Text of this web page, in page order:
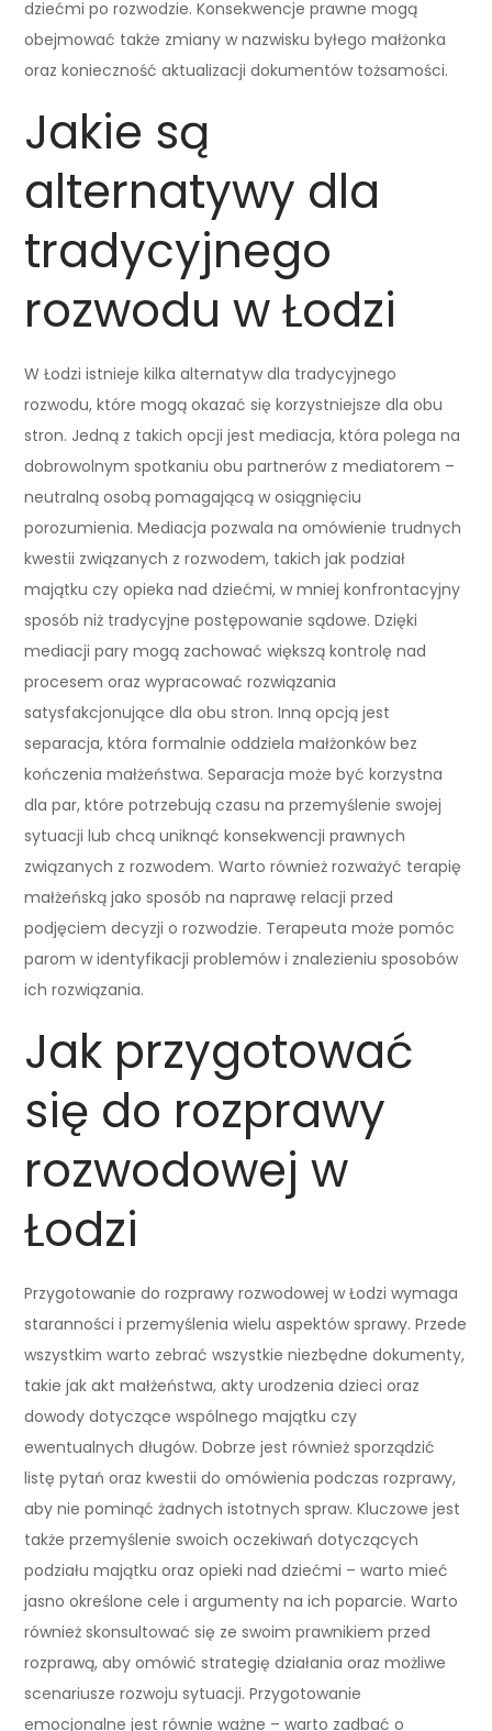
dziećmi po rozwodzie. Konsekwencje prawne mogą
obejmować także zmiany w nazwisku byłego małżonka
oraz konieczność aktualizacji dokumentów tożsamości.
Jakie są
alternatywy dla
tradycyjnego
rozwodu w Łodzi
W Łodzi istnieje kilka alternatyw dla tradycyjnego
rozwodu, które mogą okazać się korzystniejsze dla obu
stron. Jedną z takich opcji jest mediacja, która polega na
dobrowolnym spotkaniu obu partnerów z mediatorem –
neutralną osobą pomagającą w osiągnięciu
porozumienia. Mediacja pozwala na omówienie trudnych
kwestii związanych z rozwodem, takich jak podział
majątku czy opieka nad dziećmi, w mniej konfrontacyjny
sposób niż tradycyjne postępowanie sądowe. Dzięki
mediacji pary mogą zachować większą kontrolę nad
procesem oraz wypracować rozwiązania
satysfakcjonujące dla obu stron. Inną opcją jest
separacja, która formalnie oddziela małżonków bez
kończenia małżeństwa. Separacja może być korzystna
dla par, które potrzebują czasu na przemyślenie swojej
sytuacji lub chcą uniknąć konsekwencji prawnych
związanych z rozwodem. Warto również rozważyć terapię
małżeńską jako sposób na naprawę relacji przed
podjęciem decyzji o rozwodzie. Terapeuta może pomóc
parom w identyfikacji problemów i znalezieniu sposobów
ich rozwiązania.
Jak przygotować
się do rozprawy
rozwodowej w
Łodzi
Przygotowanie do rozprawy rozwodowej w Łodzi wymaga
staranności i przemyślenia wielu aspektów sprawy. Przede
wszystkim warto zebrać wszystkie niezbędne dokumenty,
takie jak akt małżeństwa, akty urodzenia dzieci oraz
dowody dotyczące wspólnego majątku czy
ewentualnych długów. Dobrze jest również sporządzić
listę pytań oraz kwestii do omówienia podczas rozprawy,
aby nie pominąć żadnych istotnych spraw. Kluczowe jest
także przemyślenie swoich oczekiwań dotyczących
podziału majątku oraz opieki nad dziećmi – warto mieć
jasno określone cele i argumenty na ich poparcie. Warto
również skonsultować się ze swoim prawnikiem przed
rozprawą, aby omówić strategię działania oraz możliwe
scenariusze rozwoju sytuacji. Przygotowanie
emocjonalne jest równie ważne – warto zadbać o